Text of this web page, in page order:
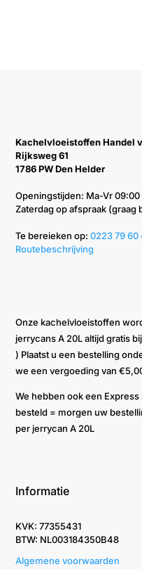
Kachelvloeistoffen Handel
Rijksweg 61
1786 PW Den Helder
Openingstijden: Ma-Vr 09:00
Zaterdag op afspraak (graag
Te bereieken op: ‭0223 79 60
Routebeschrijving
Onze kachelvloeistoffen
jerrycans A 20L altijd gratis
) Plaatst u een bestelling
we een vergoeding van
We hebben ook een
besteld = morgen uw
per jerrycan A 20L
Informatie
KVK: 77355431
BTW: NL003184350B48
Algemene voorwaarden